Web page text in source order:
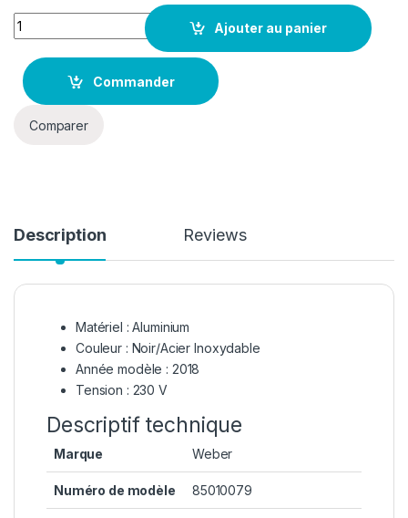
Quantity
Ajouter au panier
Commander
Comparer
Description Reviews
Matériel : Aluminium
Couleur : Noir/Acier Inoxydable
Année modèle : 2018
Tension : 230 V
Descriptif technique
Marque ‎Weber
Numéro de modèle ‎85010079